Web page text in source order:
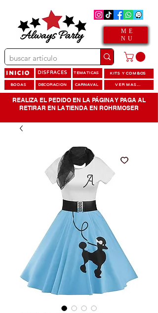
ME
NU
INICIO DISFRACES TEMATICAS KITS Y COMBOS
BODAS DECORACION CARNAVAL VER MAS...
REALIZA EL PEDIDO EN LA PÁGINA Y PAGA AL
RETIRAR EN LA TIENDA EN ROHRMOSER